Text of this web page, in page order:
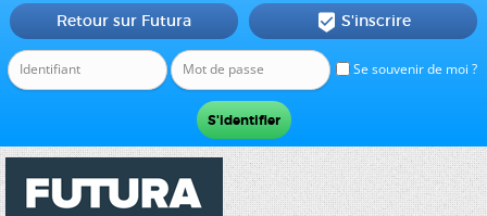
Se souvenir de moi ?
Retour sur Futura  S'inscrire